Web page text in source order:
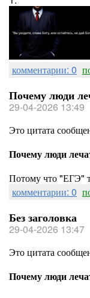
комментарии: 0
Почему люди
29-04-2026 13:49
Это цитата
Почему люди
Потому что "ЕГЭ"
комментарии: 0
Без заголовка
29-04-2026 13:47
Это цитата
Почему люди